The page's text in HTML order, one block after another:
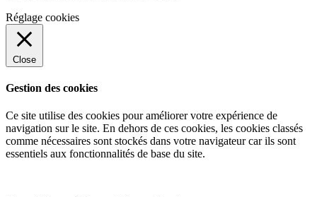
Réglage cookies
Close
Gestion des cookies
Ce site utilise des cookies pour améliorer votre expérience de
navigation sur le site. En dehors de ces cookies, les cookies classés
comme nécessaires sont stockés dans votre navigateur car ils sont
essentiels aux fonctionnalités de base du site.